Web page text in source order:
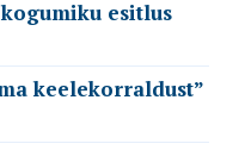
esitlus
keelekorraldust”